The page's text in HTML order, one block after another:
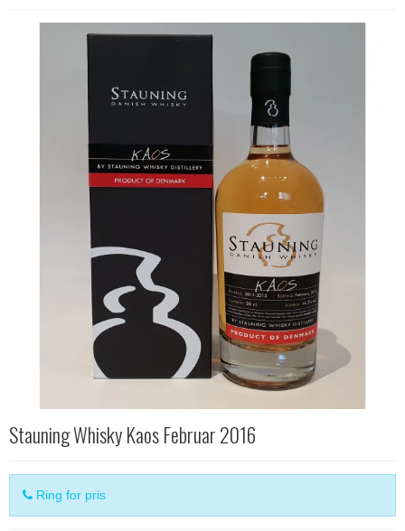
Stauning Whisky Kaos Februar 2016
Ring for pris